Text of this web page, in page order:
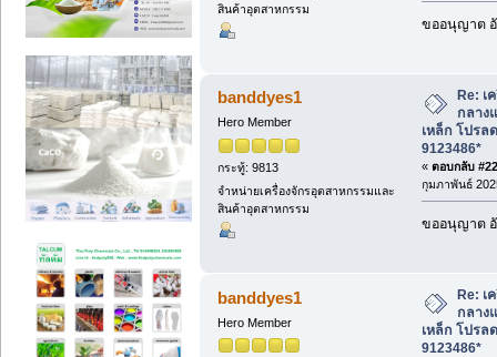
สินค้าอุตสาหกรรม
ขออนุญาต
banddyes1
Hero Member
กระทู้: 9813
จำหน่ายเครื่องจักรอุตสาหกรรมและ
สินค้าอุตสาหกรรม
Re: เ
กลาง
เหล็ก โปรล
9123486*
« ตอบกลับ
กุมภาพันธ์
ขออนุญาต
banddyes1
Hero Member
Re: เ
กลาง
เหล็ก โปรล
9123486*